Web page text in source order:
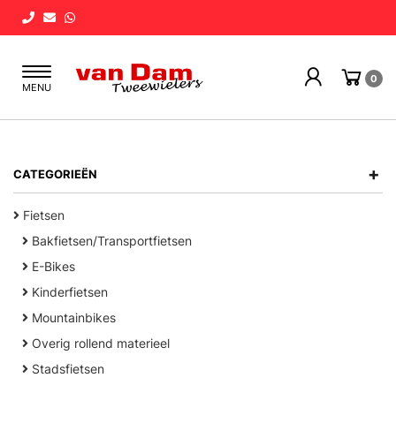
Toggle
navigation
MENU
0
CATEGORIEËN +
Fietsen
Bakfietsen/Transportfietsen
E-Bikes
Kinderfietsen
Mountainbikes
Overig rollend materieel
Stadsfietsen